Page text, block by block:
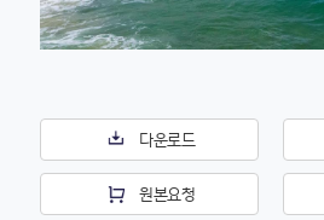
다운로드
원본요청